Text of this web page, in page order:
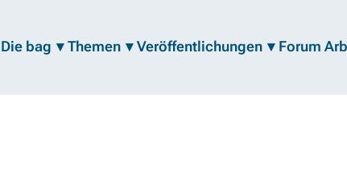
Die bag Themen Veröffentlichungen Forum